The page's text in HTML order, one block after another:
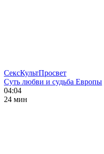
СексКультПросвет
Суть любви и судьба Европы
04:04
24 мин